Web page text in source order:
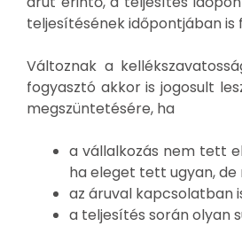
teljesítésének időpontjában is
Változnak a
fogyasztó akkor is jogosult
megszüntetésére, ha
a vállalkozás nem tett
ha eleget tett ugyan,
az áruval kapcsolatban
a teljesítés során olyan